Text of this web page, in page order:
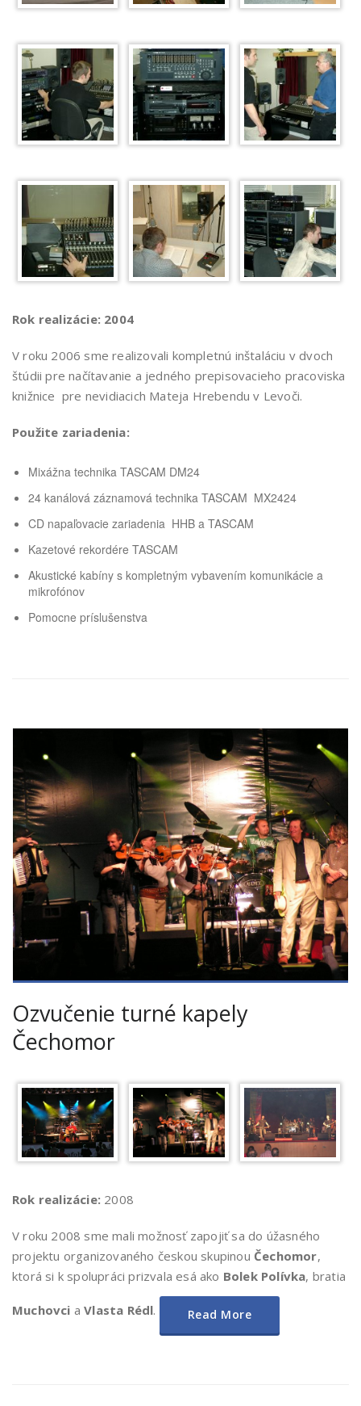
Rok realizácie: 2004
V roku 2006 sme realizovali kompletnú inštaláciu v dvoch
štúdii pre načítavanie a jedného prepisovacieho pracoviska
knižnice pre nevidiacich Mateja Hrebendu v Levoči.
Použite zariadenia:
Mixážna technika TASCAM DM24
24 kanálová záznamová technika TASCAM MX2424
CD napaľovacie zariadenia HHB a TASCAM
Kazetové rekordére TASCAM
Akustické kabíny s kompletným vybavením komunikácie a
mikrofónov
Pomocne príslušenstva
Ozvučenie turné kapely
Čechomor
Rok realizácie: 2008
V roku 2008 sme mali možnosť zapojiť sa do úžasného
projektu organizovaného českou skupinou Čechomor,
ktorá si k spolupráci prizvala esá ako Bolek Polívka, bratia
Muchovci aVlasta Rédl. Read More